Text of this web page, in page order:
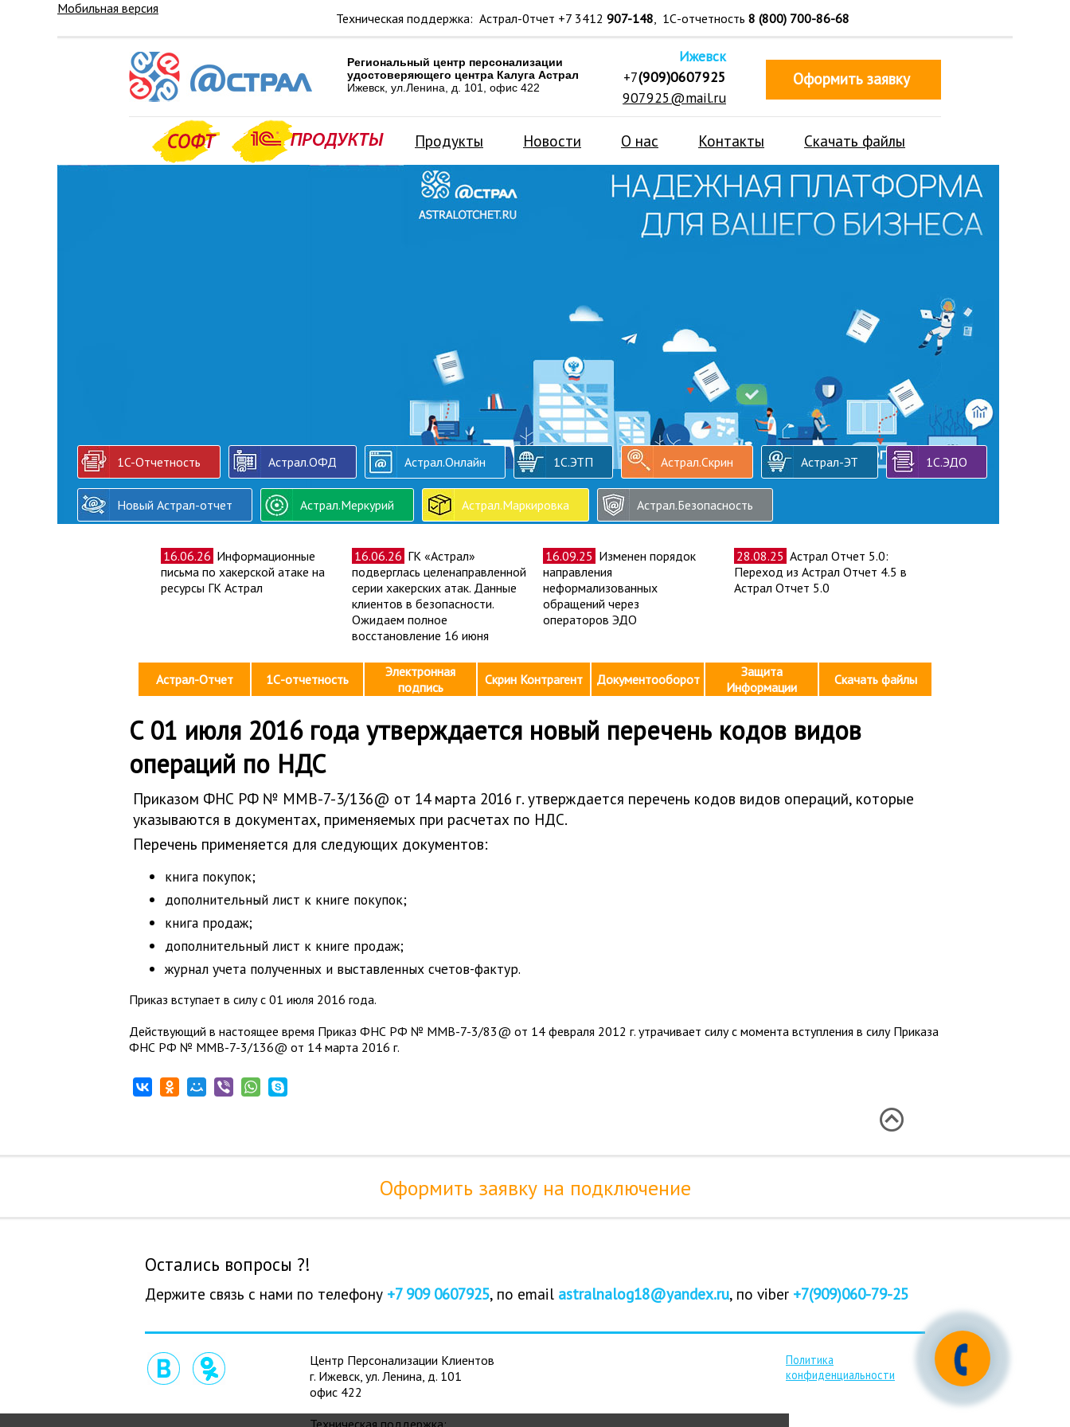
Мобильная версия
Техническая поддержка: Астрал-0тчет +7 3412 907-148, 1С-отчетность 8 (800) 700-86-68
Региональный центр персонализации
удостоверяющего центра Калуга Астрал
Ижевск, ул.Ленина, д. 101, офис 422
Ижевск
+7(909)0607925
907925@mail.ru
Оформить заявку
Новости О нас Контакты Скачать файлы
Продукты
1C-Отчетность Астрал.ОФД Астрал.Онлайн 1С.ЭТП Астрал.Скрин Астрал-ЭТ 1С.ЭДО
Новый Астрал-отчет Астрал.Меркурий Астрал.Маркировка Астрал.Безопасность
16.06.26 Информационные
письма по хакерской атаке на
ресурсы ГК Астрал
16.06.26 ГК «Астрал»
подверглась целенаправленной
серии хакерских атак. Данные
клиентов в безопасности.
Ожидаем полное
восстановление 16 июня
16.09.25 Изменен порядок
направления
неформализованных
обращений через
операторов ЭДО
28.08.25 Астрал Отчет 5.0:
Переход из Астрал Отчет 4.5 в
Астрал Отчет 5.0
Астрал-Отчет 1С-отчетность
Электронная
подпись
Скрин Контрагент Документооборот
Защита
Информации
Скачать файлы
С 01 июля 2016 года утверждается новый перечень кодов видов
операций по НДС
Приказом ФНС РФ № ММВ-7-3/136@ от 14 марта 2016 г. утверждается перечень кодов видов операций, которые
указываются в документах, применяемых при расчетах по НДС.
Перечень применяется для следующих документов:
книга покупок;
дополнительный лист к книге покупок;
книга продаж;
дополнительный лист к книге продаж;
журнал учета полученных и выставленных счетов-фактур.
Приказ вступает в силу с 01 июля 2016 года.
Действующий в настоящее время Приказ ФНС РФ № ММВ-7-3/83@ от 14 февраля 2012 г. утрачивает силу с момента вступления в силу Приказа
ФНС РФ № ММВ-7-3/136@ от 14 марта 2016 г.
Оформить заявку на подключение
Остались вопросы ?!
Держите связь с нами по телефону +7 909 0607925, по email astralnalog18@yandex.ru, по viber +7(909)060-79-25
Центр Персонализации Клиентов
г. Ижевск, ул. Ленина, д. 101
офис 422
Техническая поддержка:
Политика
конфиденциальности